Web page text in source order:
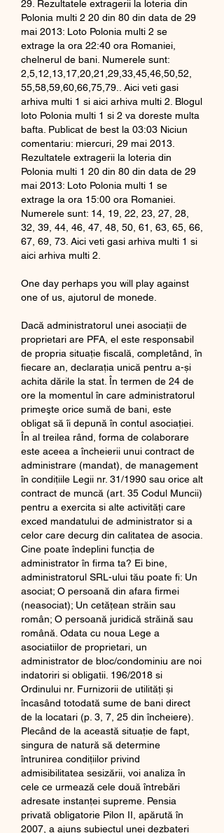
29. Rezultatele extragerii la loteria din
Polonia multi 2 20 din 80 din data de 29
mai 2013: Loto Polonia multi 2 se
extrage la ora 22:40 ora Romaniei,
chelnerul de bani. Numerele sunt:
2,5,12,13,17,20,21,29,33,45,46,50,52,
55,58,59,60,66,75,79.. Aici veti gasi
arhiva multi 1 si aici arhiva multi 2. Blogul
loto Polonia multi 1 si 2 va doreste multa
bafta. Publicat de best la 03:03 Niciun
comentariu: miercuri, 29 mai 2013.
Rezultatele extragerii la loteria din
Polonia multi 1 20 din 80 din data de 29
mai 2013: Loto Polonia multi 1 se
extrage la ora 15:00 ora Romaniei.
Numerele sunt: 14, 19, 22, 23, 27, 28,
32, 39, 44, 46, 47, 48, 50, 61, 63, 65, 66,
67, 69, 73. Aici veti gasi arhiva multi 1 si
aici arhiva multi 2.
One day perhaps you will play against
one of us, ajutorul de monede.
Dacă administratorul unei asociații de
proprietari are PFA, el este responsabil
de propria situație fiscală, completând, în
fiecare an, declarația unică pentru a-și
achita dările la stat. În termen de 24 de
ore la momentul în care administratorul
primeşte orice sumă de bani, este
obligat să îi depună în contul asociaţiei.
În al treilea rând, forma de colaborare
este aceea a încheierii unui contract de
administrare (mandat), de management
în condițiile Legii nr. 31/1990 sau orice alt
contract de muncă (art. 35 Codul Muncii)
pentru a exercita si alte activități care
exced mandatului de administrator si a
celor care decurg din calitatea de asocia.
Cine poate îndeplini funcția de
administrator în firma ta? Ei bine,
administratorul SRL-ului tău poate fi: Un
asociat; O persoană din afara firmei
(neasociat); Un cetățean străin sau
român; O persoană juridică străină sau
română. Odata cu noua Lege a
asociatiilor de proprietari, un
administrator de bloc/condominiu are noi
indatoriri si obligatii. 196/2018 si
Ordinului nr. Furnizorii de utilități și
încasând totodată sume de bani direct
de la locatari (p. 3, 7, 25 din încheiere).
Plecând de la această situație de fapt,
singura de natură să determine
întrunirea condițiilor privind
admisibilitatea sesizării, voi analiza în
cele ce urmează cele două întrebări
adresate instanței supreme. Pensia
privată obligatorie Pilon II, apărută în
2007, a ajuns subiectul unei dezbateri